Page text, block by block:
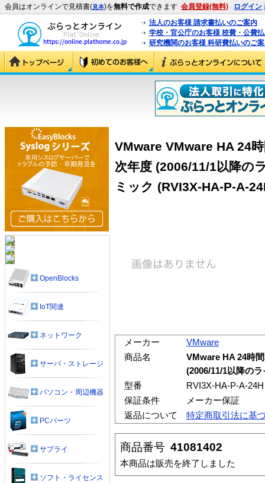
会員はオンラインで見積書(見本)を無料で作成できます 会員登録(無料) ログイン
法人のお客様 請求書払いのご案内
学校・官公庁のお客様 校費・公費
研究機関のお客様 科研費払いのご
VMware VMware HA 24
次年度 (2006/11/1以降の
ミック (RVI3X-HA-P-A-
メーカー
VMware
商品名
VMware HA 24時
(2006/11/1以降の
型番
RVI3X-HA-P-A-24H
保証条件
メーカー保証
返品について
特定商取引法に基
商品番号 41081402
本商品は販売を終了しました
OpenBlocks
IoT関連
ネットワーク
サーバ・ストレージ
パソコン・周辺機器
PCパーツ
サプライ
ソフト・ライセンス